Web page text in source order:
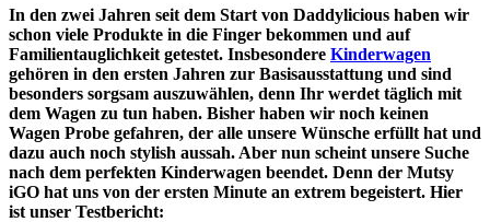
In den zwei Jahren seit dem Start von Daddylicious haben wir
schon viele Produkte in die Finger bekommen und auf
Familientauglichkeit getestet. Insbesondere Kinderwagen
gehören in den ersten Jahren zur Basisausstattung und sind
besonders sorgsam auszuwählen, denn Ihr werdet täglich mit
dem Wagen zu tun haben. Bisher haben wir noch keinen
Wagen Probe gefahren, der alle unsere Wünsche erfüllt hat und
dazu auch noch stylish aussah. Aber nun scheint unsere Suche
nach dem perfekten Kinderwagen beendet. Denn der Mutsy
iGO hat uns von der ersten Minute an extrem begeistert. Hier
ist unser Testbericht: